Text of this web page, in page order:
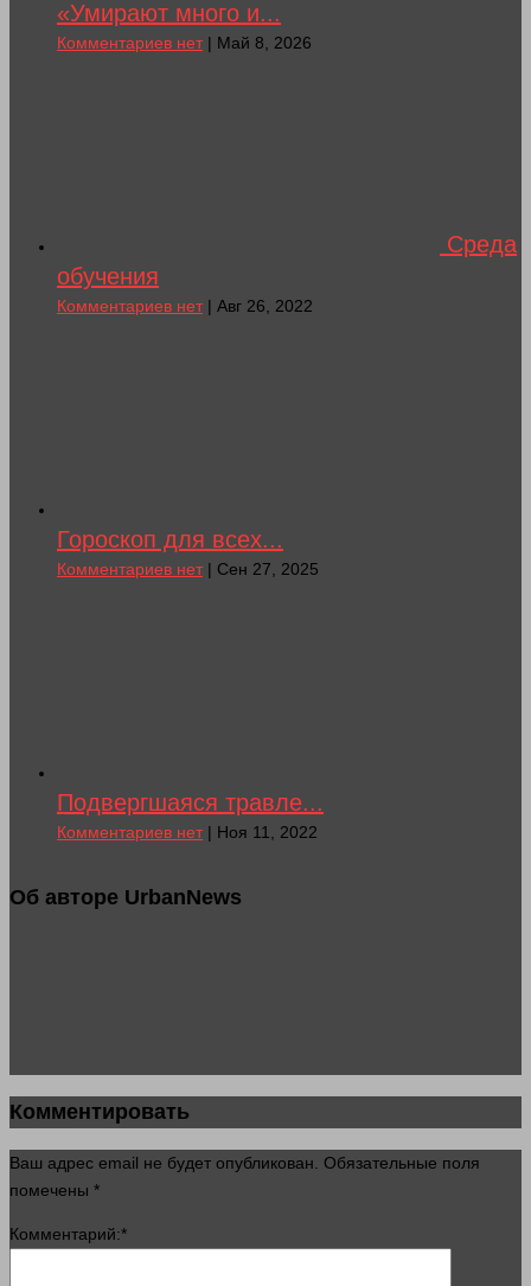
«Умирают много и...
Комментариев нет| Май 8, 2026
Среда
обучения
Комментариев нет| Авг 26, 2022
Гороскоп для всех...
Комментариев нет| Сен 27, 2025
Подвергшаяся травле...
Комментариев нет| Ноя 11, 2022
Об авторе UrbanNews
Комментировать
Ваш адрес email не будет опубликован. Обязательные поля
помечены *
Комментарий:*